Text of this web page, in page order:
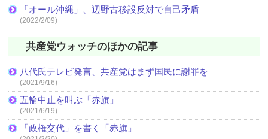
「オール沖縄」、辺野古移設反対で自己矛盾
(2022/2/09)
共産党ウォッチのほかの記事
八代氏テレビ発言、共産党はまず国民に謝罪を
(2021/9/16)
五輪中止を叫ぶ「赤旗」
(2021/6/19)
「政権交代」を書く「赤旗」